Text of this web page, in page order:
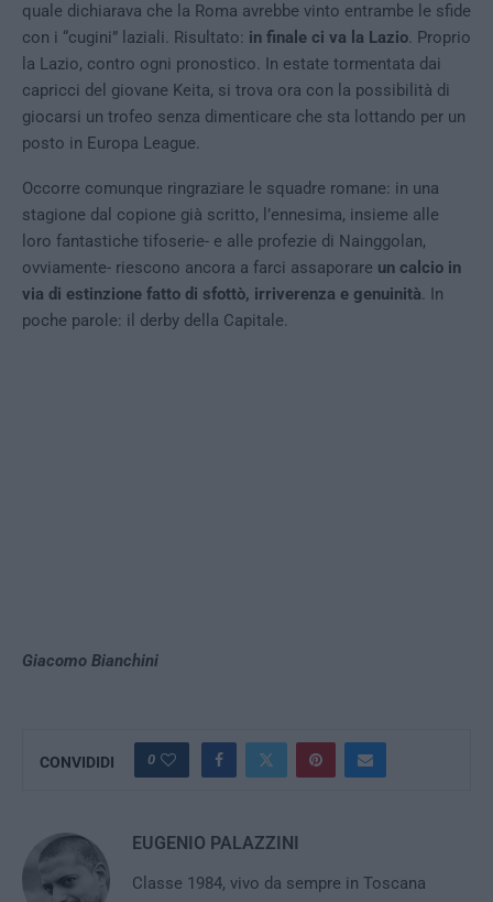
quale dichiarava che la Roma avrebbe vinto entrambe le sfide
con i “cugini” laziali. Risultato: in finale ci va la Lazio. Proprio
la Lazio, contro ogni pronostico. In estate tormentata dai
capricci del giovane Keita, si trova ora con la possibilità di
giocarsi un trofeo senza dimenticare che sta lottando per un
posto in Europa League.
Occorre comunque ringraziare le squadre romane: in una
stagione dal copione già scritto, l’ennesima, insieme alle
loro fantastiche tifoserie- e alle profezie di Nainggolan,
ovviamente- riescono ancora a farci assaporare un calcio in
via di estinzione fatto di sfottò, irriverenza e genuinità. In
poche parole: il derby della Capitale.
Giacomo Bianchini
CONVIDIDI 0
EUGENIO PALAZZINI
Classe 1984, vivo da sempre in Toscana